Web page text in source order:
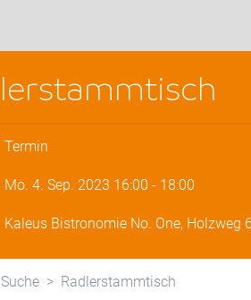
Termin
Mo. 4. Sep. 2023 16:00 - 18:00
Kaleus Bistronomie No. One, Holzweg
Suche Radlerstammtisch